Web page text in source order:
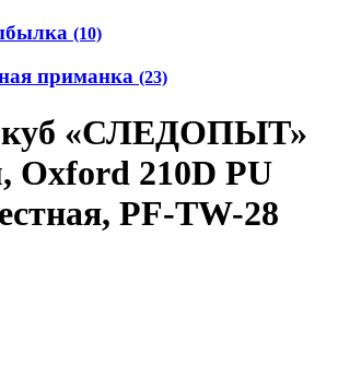
(10)
приманка (23)
куб «СЛЕДОПЫТ»
Oxford 210D PU
PF-TW-28